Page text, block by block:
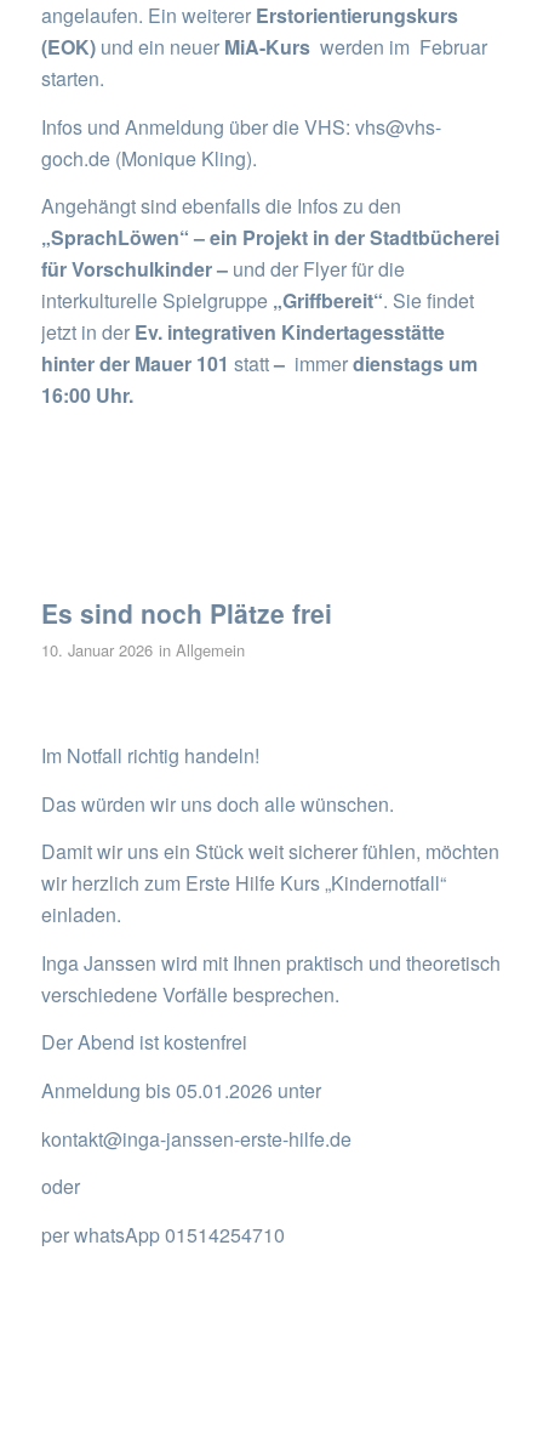
angelaufen. Ein weitererErstorientierungskurs
(EOK)und ein neuerMiA-Kurswerden im Februar
starten.
Infos und Anmeldung über die VHS: vhs@vhs-
goch.de (Monique Kling).
Angehängt sind ebenfalls die Infos zu den
„SprachLöwen“ – ein Projekt in der Stadtbücherei
für Vorschulkinder – und der Flyer für die
interkulturelle Spielgruppe„Griffbereit“. Sie findet
jetzt in derEv. integrativen Kindertagesstätte
hinter der Mauer 101 statt– immerdienstags um
16:00 Uhr.
Es sind noch Plätze frei
10. Januar 2026 in Allgemein
Im Notfall richtig handeln!
Das würden wir uns doch alle wünschen.
Damit wir uns ein Stück weit sicherer fühlen, möchten
wir herzlich zum Erste Hilfe Kurs „Kindernotfall“
einladen.
Inga Janssen wird mit Ihnen praktisch und theoretisch
verschiedene Vorfälle besprechen.
Der Abend ist kostenfrei
Anmeldung bis 05.01.2026 unter
kontakt@inga-janssen-erste-hilfe.de
oder
per whatsApp 01514254710